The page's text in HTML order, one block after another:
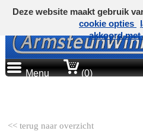
Menu (0)
<< terug naar overzicht
Deze website maakt gebruik
cookie opties
akkoord met